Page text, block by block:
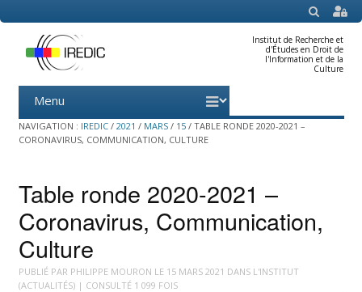
SEARCH
Institut de Recherche et
d'Études en Droit de
l'Information et de la
Culture
Menu
content
NAVIGATION : IREDIC / 2021 / MARS / 15 / TABLE RONDE 2020-2021 –
CORONAVIRUS, COMMUNICATION, CULTURE
Table ronde 2020-2021 –
Coronavirus, Communication,
Culture
PUBLIÉ PAR PHILIPPE MOURON LE 15 MARS 2021 DANS L'INSTITUT
(ACTUALITÉS)| CONSULTÉ 1 099 FOIS